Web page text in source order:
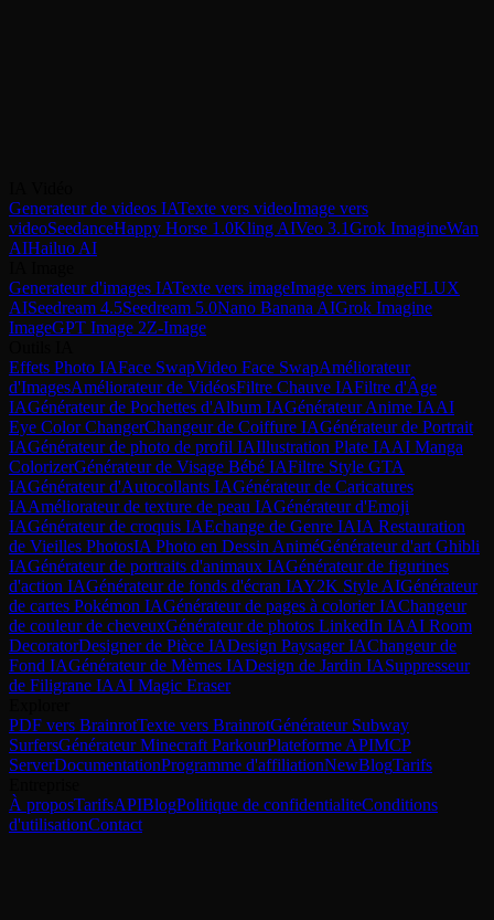
Essayer Happy Horse 1.0 Comparer tous les modeles video
Generateur de videos IATexte vers videoImage vers
videoSeedanceHappy Horse 1.0Kling AIVeo 3.1Grok ImagineWan
AIHailuo AI
Generateur d'images IATexte vers imageImage vers imageFLUX
AISeedream 4.5Seedream 5.0Nano Banana AIGrok Imagine
ImageGPT Image 2Z-Image
Effets Photo IAFace SwapVideo Face SwapAméliorateur
d'ImagesAméliorateur de VidéosFiltre Chauve IAFiltre d'Âge
IAGénérateur de Pochettes d'Album IAGénérateur Anime IAAI
Eye Color ChangerChangeur de Coiffure IAGénérateur de Portrait
IAGénérateur de photo de profil IAIllustration Plate IAAI Manga
ColorizerGénérateur de Visage Bébé IAFiltre Style GTA
IAGénérateur d'Autocollants IAGénérateur de Caricatures
IAAméliorateur de texture de peau IAGénérateur d'Emoji
IAGénérateur de croquis IAEchange de Genre IAIA Restauration
de Vieilles PhotosIA Photo en Dessin AniméGénérateur d'art Ghibli
IAGénérateur de portraits d'animaux IAGénérateur de figurines
d'action IAGénérateur de fonds d'écran IAY2K Style AIGénérateur
de cartes Pokémon IAGénérateur de pages à colorier IAChangeur
de couleur de cheveuxGénérateur de photos LinkedIn IAAI Room
DecoratorDesigner de Pièce IADesign Paysager IAChangeur de
Fond IAGénérateur de Mèmes IADesign de Jardin IASuppresseur
de Filigrane IAAI Magic Eraser
PDF vers BrainrotTexte vers BrainrotGénérateur Subway
SurfersGénérateur Minecraft ParkourPlateforme APIMCP
ServerDocumentationProgramme d'affiliationNewBlogTarifs
À proposTarifsAPIBlogPolitique de confidentialiteConditions
d'utilisationContact